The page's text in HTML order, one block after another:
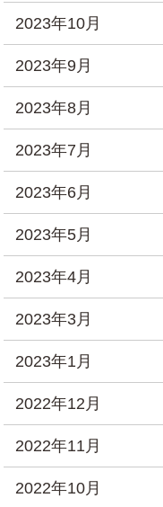
2023年10月
2023年9月
2023年8月
2023年7月
2023年6月
2023年5月
2023年4月
2023年3月
2023年1月
2022年12月
2022年11月
2022年10月